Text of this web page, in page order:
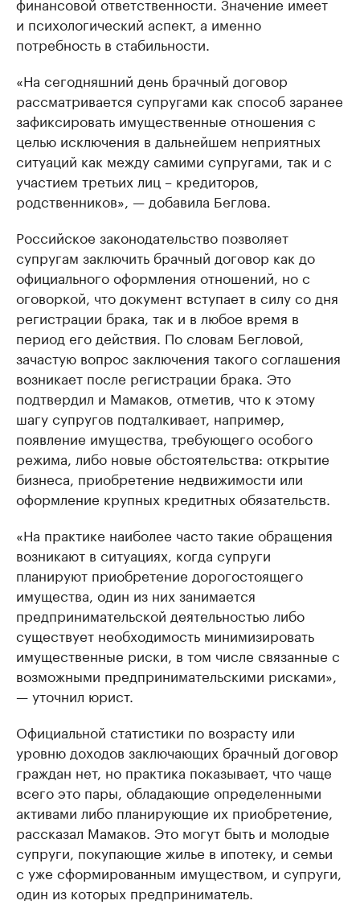
и психологический аспект, а именно
потребность в стабильности.
«На сегодняшний день брачный договор
рассматривается супругами как способ заранее
зафиксировать имущественные отношения с
целью исключения в дальнейшем неприятных
ситуаций как между самими супругами, так и с
участием третьих лиц – кредиторов,
родственников», — добавила Беглова.
Российское законодательство позволяет
супругам заключить брачный договор как до
официального оформления отношений, но с
оговоркой, что документ вступает в силу со дня
регистрации брака, так и в любое время в
период его действия. По словам Бегловой,
зачастую вопрос заключения такого соглашения
возникает после регистрации брака. Это
подтвердил и Мамаков, отметив, что к этому
шагу супругов подталкивает, например,
появление имущества, требующего особого
режима, либо новые обстоятельства: открытие
бизнеса, приобретение недвижимости или
оформление крупных кредитных обязательств.
«На практике наиболее часто такие обращения
возникают в ситуациях, когда супруги
планируют приобретение дорогостоящего
имущества, один из них занимается
предпринимательской деятельностью либо
существует необходимость минимизировать
имущественные риски, в том числе связанные с
возможными предпринимательскими рисками»,
— уточнил юрист.
Официальной статистики по возрасту или
уровню доходов заключающих брачный договор
граждан нет, но практика показывает, что чаще
всего это пары, обладающие определенными
активами либо планирующие их приобретение,
рассказал Мамаков. Это могут быть и молодые
супруги, покупающие жилье в ипотеку, и семьи
с уже сформированным имуществом, и супруги,
один из которых предприниматель.